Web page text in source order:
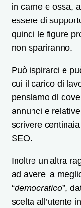
in carne e ossa,
essere di
quindi le figure
non spariranno.
Può ispirarci e
cui il carico di
pensiamo di
annunci e
scrivere
SEO.
Inoltre un’altra
ad avere la
“democratico”,
scelta all’utente